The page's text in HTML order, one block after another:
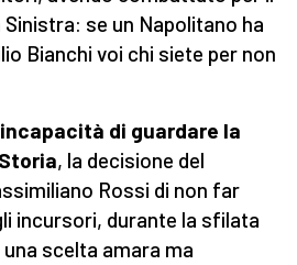
se un Napolitano ha
Bianchi voi chi siete per non
incapacità di guardare la
, la decisione del
Rossi di non far
incursori, durante la sfilata
scelta amara ma